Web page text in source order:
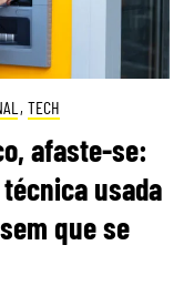
, TECH
afaste-se:
usada
que se